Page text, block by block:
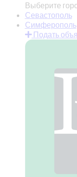
Выберите
Севастополь
Симферополь
Подать